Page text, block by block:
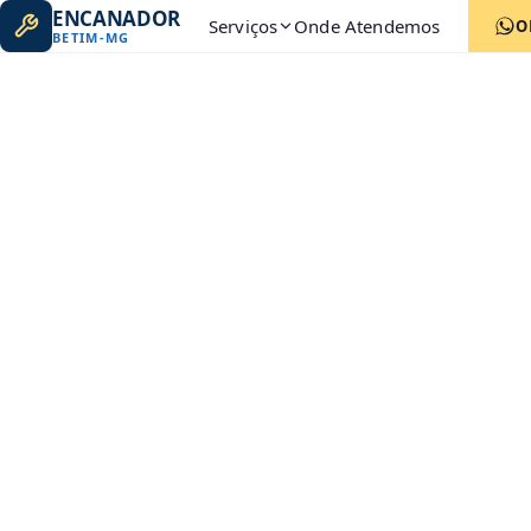
ENCANADOR
BETIM-MG Serviços Onde Atendemos